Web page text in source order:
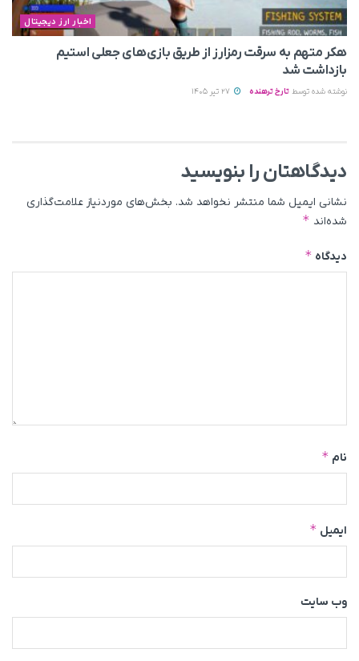
اخبار ارز دیجیتال
هکر متهم به سرقت رمزارز از طریق بازی‌های جعلی استیم
بازداشت شد
نوشته شده توسط تارخ ترهنده
دیدگاهتان را بنویسید
نشانی ایمیل شما منتشر نخواهد شد. بخش‌های موردنیاز علامت‌گذاری
شده‌اند *
دیدگاه *
نام *
ایمیل *
وب‌ سایت